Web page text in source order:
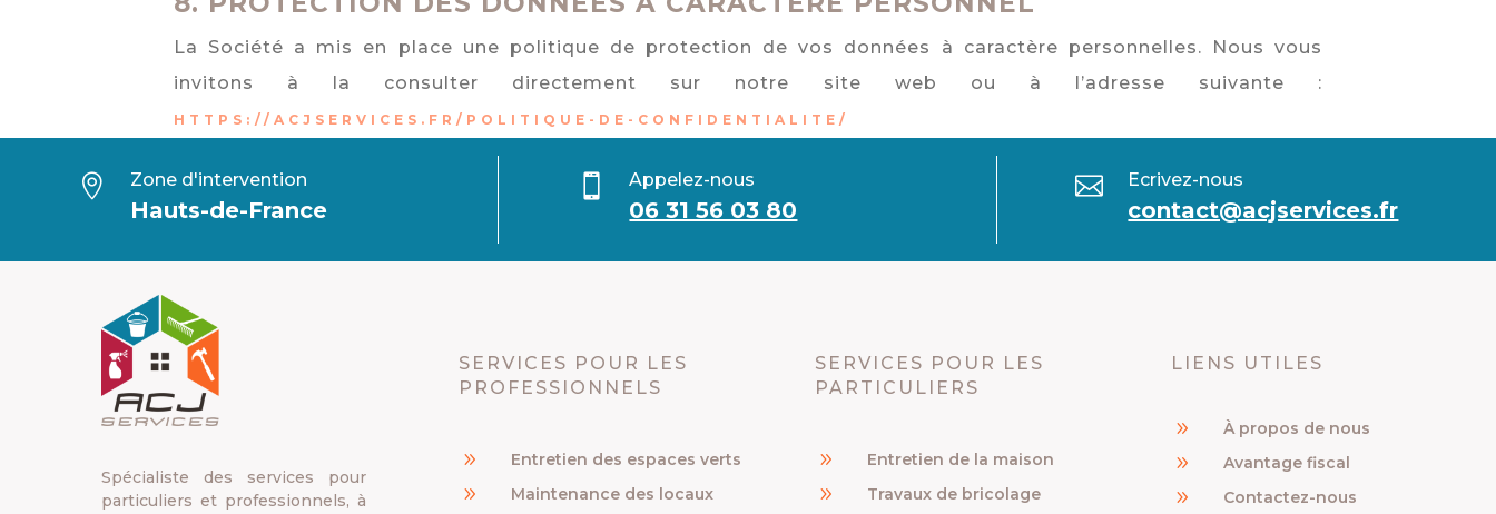
La Société a mis en place une politique de protection de vos données à caractère personnelles. Nous vous
invitons à la consulter directement sur notre site web ou à l’adresse suivante :
HTTPS://ACJSERVICES.FR/POLITIQUE-DE-CONFIDENTIALITE/
 Zone d'intervention
Hauts-de-France
 Appelez-nous
06 31 56 03 80
 Ecrivez-nous
contact@acjservices.fr
Spécialiste des services pour
particuliers et professionnels, à
SERVICES POUR LES
PROFESSIONNELS
9 Entretien des espaces verts
9 Maintenance des locaux
SERVICES POUR LES
PARTICULIERS
9 Entretien de la maison
9 Travaux de bricolage
LIENS UTILES
9 À propos de nous
9 Avantage fiscal
9 Contactez-nous